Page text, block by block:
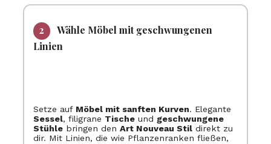
Wähle Möbel mit geschwungenen
Linien
Setze auf Möbel mit sanften Kurven. Elegante
Sessel, filigrane Tischeund geschwungene
Stühlebringen den Art Nouveau Stildirekt zu
dir. Mit Linien, die wie Pflanzenranken fließen,